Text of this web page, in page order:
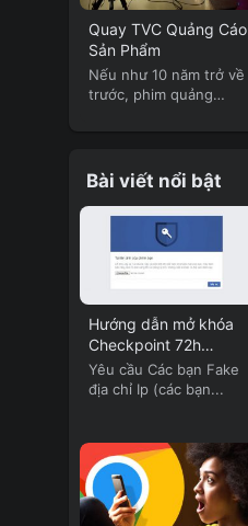
Quay TVC Quảng Cáo
Sản Phẩm
Nếu như 10 năm trở về
trước, phim quảng
Bài viết nổi bật
Hướng dẫn mở khóa
Checkpoint 72h
Facebook
Yêu cầu Các bạn Fake
địa chỉ Ip (các bạn...